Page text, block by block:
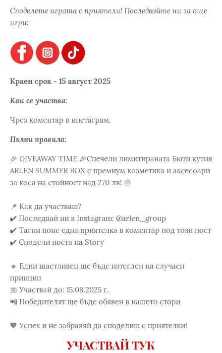
Споделете играта с приятели! Последвайте ни за още
игри:
Краен срок - 15 август 2025
Как се участва:
Чрез коментар в инстаграм.
Пълни правила:
🎉 GIVEAWAY TIME 🎉Спечели лимитираната Бюти кутия
ARLEN SUMMER BOX с премиум козметика и аксесоари
за коса на стойност над 270 лв! 🌞
📌 Как да участваш?
✔️ Последвай ни в Instagram: @arlen_group
✔️ Тагни поне една приятелка в коментар под този пост
✔️ Сподели поста на Story
🔹 Един щастливец ще бъде изтеглен на случаен
принцип
📅 Участвай до: 15.08.2025 г.
📲 Победителят ще бъде обявен в нашето стори
🧡 Успех и не забравяй да споделиш с приятелки!
УЧАСТВАЙ ТУК